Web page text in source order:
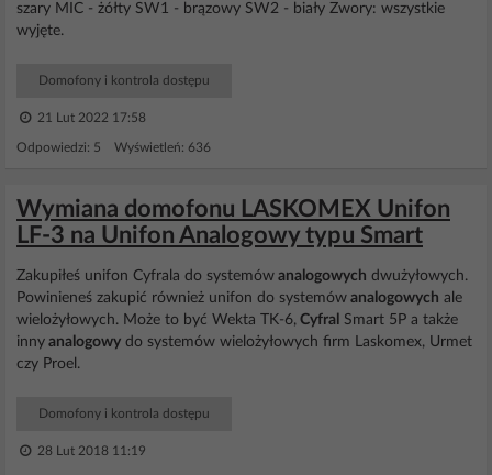
szary MIC - żółty SW1 - brązowy SW2 - biały Zwory: wszystkie
wyjęte.
Domofony i kontrola dostępu
21 Lut 2022 17:58
Odpowiedzi: 5 Wyświetleń: 636
Wymiana domofonu LASKOMEX Unifon
LF-3 na Unifon Analogowy typu Smart
Zakupiłeś unifon Cyfrala do systemów analogowych dwużyłowych.
Powinieneś zakupić również unifon do systemów analogowych ale
wielożyłowych. Może to być Wekta TK-6, Cyfral Smart 5P a także
inny analogowy do systemów wielożyłowych firm Laskomex, Urmet
czy Proel.
Domofony i kontrola dostępu
28 Lut 2018 11:19